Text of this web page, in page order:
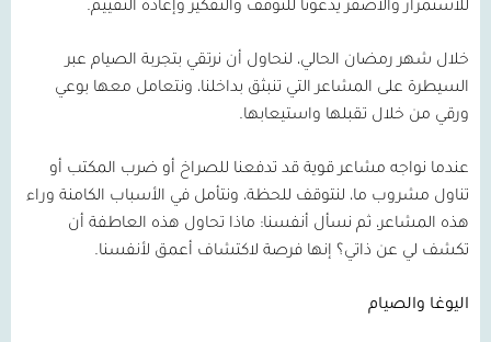
للاستمرار والأصفر يدعونا للتوقف والتفكير وإعادة التقييم.
خلال شهر رمضان الحالي، لنحاول أن نرتقي بتجربة الصيام عبر
السيطرة على المشاعر التي تنبثق بداخلنا، ونتعامل معها بوعي
ورقي من خلال تقبلها واستيعابها.
عندما نواجه مشاعر قوية قد تدفعنا للصراخ أو ضرب المكتب أو
تناول مشروب ما، لنتوقف للحظة، ونتأمل في الأسباب الكامنة وراء
هذه المشاعر، ثم نسأل أنفسنا: ماذا تحاول هذه العاطفة أن
تكشف لي عن ذاتي؟ إنها فرصة لاكتشاف أعمق لأنفسنا.
اليوغا والصيام